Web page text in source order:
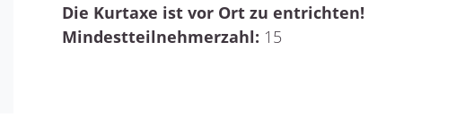
Die Kurtaxe ist vor Ort zu entrichten!
Mindestteilnehmerzahl: 15